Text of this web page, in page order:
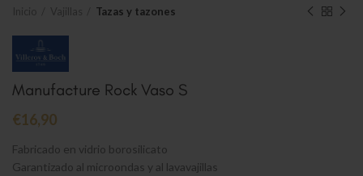
Tazas y tazones
Manufacture Rock Vaso S
€16,90
Fabricado en vidrio borosilicato
Garantizado al microondas y al lavavajillas